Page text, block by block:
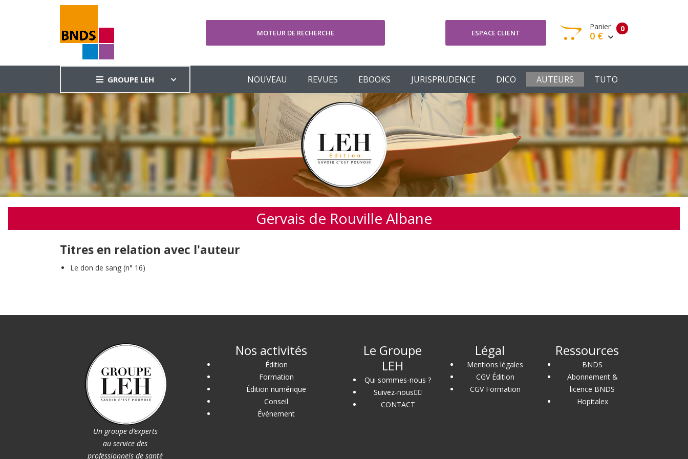
MOTEUR DE RECHERCHE ESPACE CLIENT 0
Panier
0 €
Votre panier est vide
Votre Panier Commander
GROUPE LEH NOUVEAU REVUES EBOOKS JURISPRUDENCE DICO AUTEURS TUTO
Gervais de Rouville Albane
Titres en relation avec l'auteur
Le don de sang (n° 16)
Un groupe d’experts
au service des
professionnels de santé
Nos activités
Édition
Formation
Édition numérique
Conseil
Événement
Le Groupe
LEH
Qui sommes-nous ?
Suivez-nous
CONTACT
Légal
Mentions légales
CGV Édition
CGV Formation
Ressources
BNDS
Abonnement &
licence BNDS
Hopitalex